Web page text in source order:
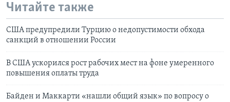
Читайте также
США предупредили Турцию о недопустимости обхода
санкций в отношении России
В США ускорился рост рабочих мест на фоне умеренного
повышения оплаты труда
Байден и Маккарти «нашли общий язык» по вопросу о